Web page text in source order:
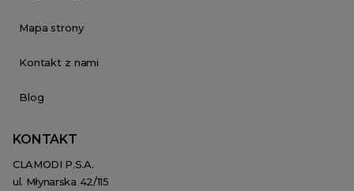
Mapa strony
Kontakt z nami
Blog
KONTAKT
CLAMODI P.S.A.
ul. Młynarska 42/115